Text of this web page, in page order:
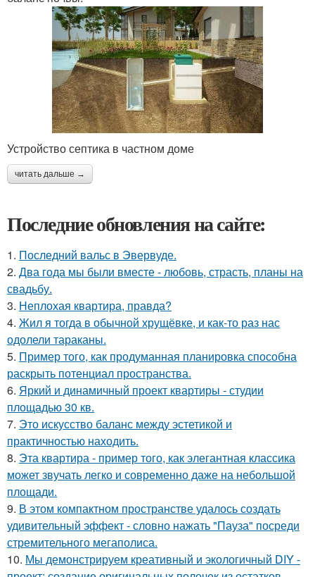
Устройство септика в частном доме
читать дальше →
Последние обновления на сайте:
1. Последний вальс в Эвервуде.
2. Два года мы были вместе - любовь, страсть, планы на
свадьбу.
3. Неплохая квартира, правда?
4. Жил я тогда в обычной хрущёвке, и как-то раз нас
одолели тараканы.
5. Пример того, как продуманная планировка способна
раскрыть потенциал пространства.
6. Яркий и динамичный проект квартиры - студии
площадью 30 кв.
7. Это искусство баланс между эстетикой и
практичностью находить.
8. Эта квартира - пример того, как элегантная классика
может звучать легко и современно даже на небольшой
площади.
9. В этом компактном пространстве удалось создать
удивительный эффект - словно нажать "Пауза" посреди
стремительного мегаполиса.
10. Мы демонстрируем креативный и экологичный DIY -